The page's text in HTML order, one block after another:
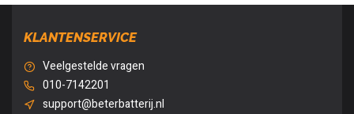
KLANTENSERVICE
Veelgestelde vragen
010-7142201
support@beterbatterij.nl